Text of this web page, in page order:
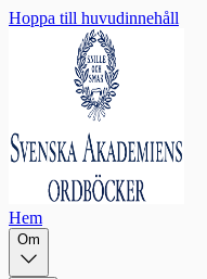
Hoppa till huvudinnehåll
Hem
Om